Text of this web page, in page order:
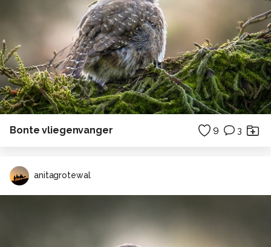
Bonte vliegenvanger 9 3
anitagrotewal